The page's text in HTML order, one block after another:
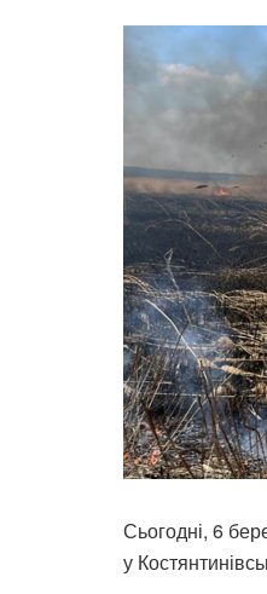
Сьогодні, 6
у